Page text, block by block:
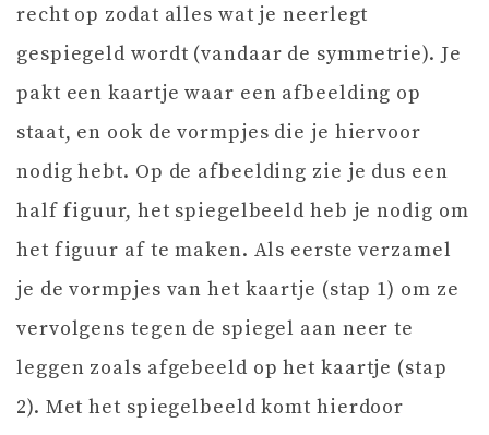
recht op zodat alles wat je neerlegt
gespiegeld wordt (vandaar de symmetrie). Je
pakt een kaartje waar een afbeelding op
staat, en ook de vormpjes die je hiervoor
nodig hebt. Op de afbeelding zie je dus een
half figuur, het spiegelbeeld heb je nodig om
het figuur af te maken. Als eerste verzamel
je de vormpjes van het kaartje (stap 1) om ze
vervolgens tegen de spiegel aan neer te
leggen zoals afgebeeld op het kaartje (stap
2). Met het spiegelbeeld komt hierdoor